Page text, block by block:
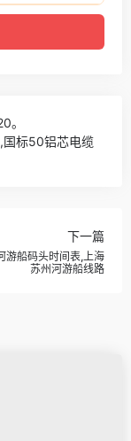
。
国标50铝芯电缆
下一篇
游船码头时间表,上海
苏州河游船线路